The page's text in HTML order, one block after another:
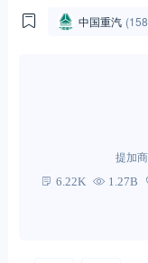
中国重汽
提加
6.22K 1.27B